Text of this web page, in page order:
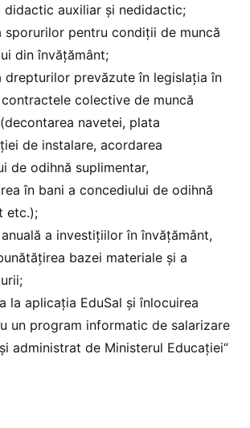
didactic auxiliar și nedidactic;
sporurilor pentru condiții de muncă
din învățământ;
drepturilor prevăzute în legislația în
colective de muncă
navetei, plata
de instalare, acordarea
de odihnă suplimentar,
în bani a concediului de odihnă
etc.);
a investițiilor în învățământ,
bazei materiale și a
la aplicația EduSal și înlocuirea
un program informatic de salarizare
administrat de Ministerul Educației“